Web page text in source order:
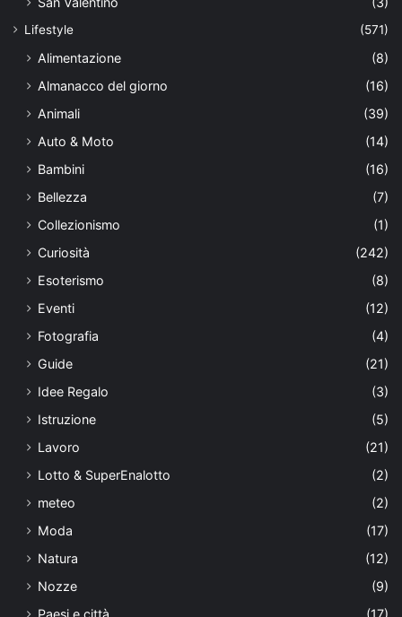
Lifestyle (571)
Alimentazione
(8)
Almanacco del giorno
(16)
Animali
(39)
Auto & Moto
(14)
Bambini
(16)
Bellezza
(7)
Collezionismo
(1)
Curiosità
(242)
Esoterismo
(8)
Eventi
(12)
Fotografia
(4)
Guide
(21)
Idee Regalo
(3)
Istruzione
(5)
Lavoro
(21)
Lotto & SuperEnalotto
(2)
meteo
(2)
Moda
(17)
Natura
(12)
Nozze
(9)